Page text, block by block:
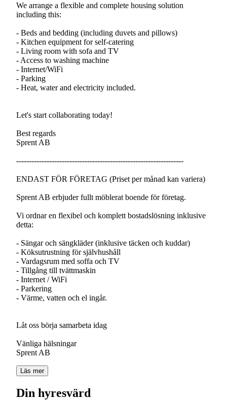
We arrange a flexible and complete housing solution
including this:
- Beds and bedding (including duvets and pillows)
- Kitchen equipment for self-catering
- Living room with sofa and TV
- Access to washing machine
- Internet/WiFi
- Parking
- Heat, water and electricity included.
Let's start collaborating today!
Best regards
Sprent AB
------------------------------------------------------------------
ENDAST FÖR FÖRETAG (Priset per månad kan variera)
Sprent AB erbjuder fullt möblerat boende för företag.
Vi ordnar en flexibel och komplett bostadslösning inklusive
detta:
- Sängar och sängkläder (inklusive täcken och kuddar)
- Köksutrustning för självhushåll
- Vardagsrum med soffa och TV
- Tillgång till tvättmaskin
- Internet / WiFi
- Parkering
- Värme, vatten och el ingår.
Låt oss börja samarbeta idag
Vänliga hälsningar
Sprent AB
Läs mer
Din hyresvärd